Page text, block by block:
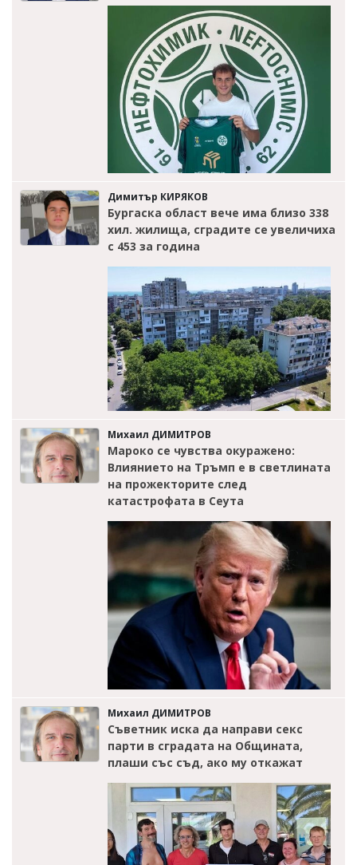
Димитър КИРЯКОВ
Бургаска област вече има близо 338
хил. жилища, сградите се увеличиха
с 453 за година
Михаил ДИМИТРОВ
Мароко се чувства окуражено:
Влиянието на Тръмп е в светлината
на прожекторите след
катастрофата в Сеута
Михаил ДИМИТРОВ
Съветник иска да направи секс
парти в сградата на Общината,
плаши със съд, ако му откажат